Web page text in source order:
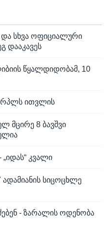
სხვა ოფიციალური
დააკავეს
წყალდიდობამ, 10
ითვლის
მცირე 8 ბავშვი
კვალი
სიცოცხლე
- ზარალის ოდენობა